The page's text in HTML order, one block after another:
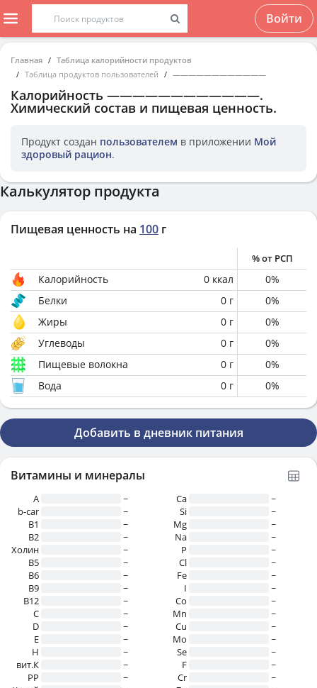
Войти
Главная
Таблица калорийности продуктов
Таблица продуктов пользователей
————————————
Калорийность ————————————.
Химический состав и пищевая ценность.
Продукт создан пользователем в приложении Мой
здоровый рацион.
Калькулятор продукта
Пищевая ценность на 100 г
% от РСП
Калорийность 0 ккал 0%
Белки
0 г 0%
Жиры
0 г 0%
Углеводы
0 г 0%
Пищевые волокна
0 г 0%
Вода
0 г 0%
Добавить в дневник питания
Витамины и минералы
A
~
b-car
~
В1
~
B2
~
Холин
~
B5
~
B6
~
B9
~
B12
~
C
~
D
~
E
~
H
~
вит.К
~
PP
~
Ca
~
Si
~
Mg
~
Na
~
P
~
Cl
~
Fe
~
I
~
Co
~
Mn
~
Cu
~
Mo
~
Se
~
F
~
Cr
~